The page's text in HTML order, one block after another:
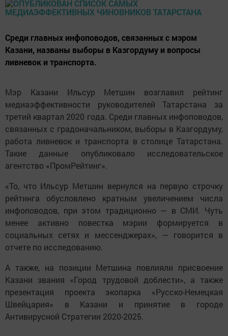
Среди главных инфоповодов, связанных с мэром
Казани, названы выборы в Казгордуму и вопросы
ливневок и транспорта.
Мэр Казани Ильсур Метшин возглавил рейтинг
медиаэффективности руководителей Татарстана за
третий квартал 2020 года. Среди главных инфоповодов,
связанных с градоначальником, выборы в Казгордуму,
работа ливневок и транспорта в столице Татарстана.
Такие данные опубликовало исследовательское
агентство «ПромРейтинг».
«То, что Ильсур Метшин вернулся на первую строчку
рейтинга обусловлено кратным увеличением числа
инфоповодов, при этом традиционно — в СМИ. Чуть
менее активно повестка мэрии формируется в
социальных сетях и мессенджерах», — говорится в
отчете по исследованию.
А также, на позиции Метшина повлияли присвоение
Казани звания «Город трудовой доблести», а также
презентация проекта экопарка «Русско-Немецкая
Швейцария» в Казани и принятие в городе
Антивирусной Стратегии 2020-2025.